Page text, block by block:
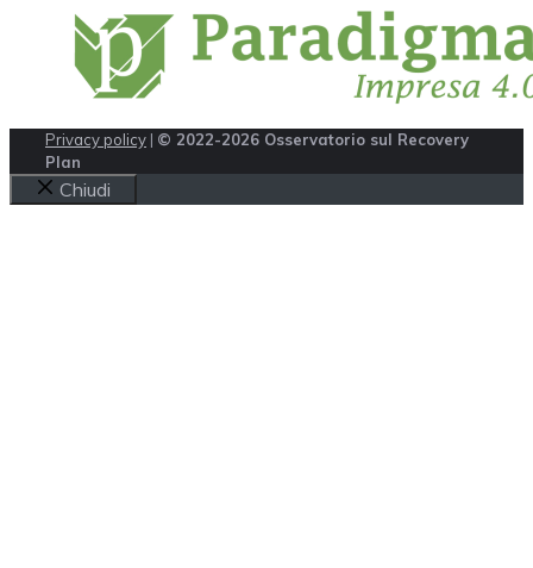
Privacy policy | © 2022-2026 Osservatorio sul Recovery
Plan
Chiudi